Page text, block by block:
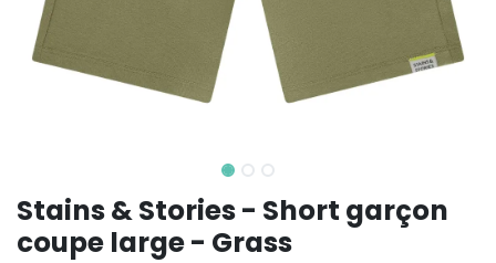
Stains & Stories - Short garçon
coupe large - Grass